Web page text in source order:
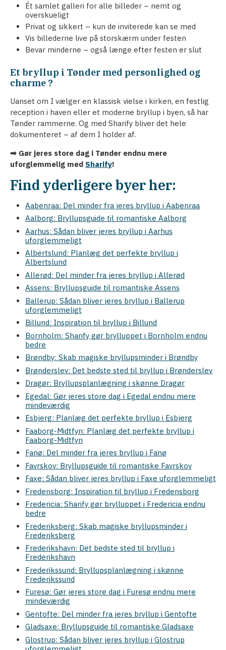
Ét samlet galleri for alle billeder – nemt og
overskueligt
Privat og sikkert – kun de inviterede kan se med
Vis billederne live på storskærm under festen
Bevar minderne – også længe efter festen er slut
Et bryllup i Tønder med personlighed og
charme ?
Uanset om I vælger en klassisk vielse i kirken, en festlig
reception i haven eller et moderne bryllup i byen, så har
Tønder rammerne. Og med Sharify bliver det hele
dokumenteret – af dem I holder af.
➡ Gør jeres store dag i Tønder endnu mere
uforglemmelig med Sharify!
Find yderligere byer her:
Aabenraa: Del minder fra jeres bryllup i Aabenraa
Aalborg: Bryllupsguide til romantiske Aalborg
Aarhus: Sådan bliver jeres bryllup i Aarhus
uforglemmeligt
Albertslund: Planlæg det perfekte bryllup i
Albertslund
Allerød: Del minder fra jeres bryllup i Allerød
Assens: Bryllupsguide til romantiske Assens
Ballerup: Sådan bliver jeres bryllup i Ballerup
uforglemmeligt
Billund: Inspiration til bryllup i Billund
Bornholm: Sharify gør brylluppet i Bornholm endnu
bedre
Brøndby: Skab magiske bryllupsminder i Brøndby
Brønderslev: Det bedste sted til bryllup i Brønderslev
Dragør: Bryllupsplanlægning i skønne Dragør
Egedal: Gør jeres store dag i Egedal endnu mere
mindeværdig
Esbjerg: Planlæg det perfekte bryllup i Esbjerg
Faaborg-Midtfyn: Planlæg det perfekte bryllup i
Faaborg-Midtfyn
Fanø: Del minder fra jeres bryllup i Fanø
Favrskov: Bryllupsguide til romantiske Favrskov
Faxe: Sådan bliver jeres bryllup i Faxe uforglemmeligt
Fredensborg: Inspiration til bryllup i Fredensborg
Fredericia: Sharify gør brylluppet i Fredericia endnu
bedre
Frederiksberg: Skab magiske bryllupsminder i
Frederiksberg
Frederikshavn: Det bedste sted til bryllup i
Frederikshavn
Frederikssund: Bryllupsplanlægning i skønne
Frederikssund
Furesø: Gør jeres store dag i Furesø endnu mere
mindeværdig
Gentofte: Del minder fra jeres bryllup i Gentofte
Gladsaxe: Bryllupsguide til romantiske Gladsaxe
Glostrup: Sådan bliver jeres bryllup i Glostrup